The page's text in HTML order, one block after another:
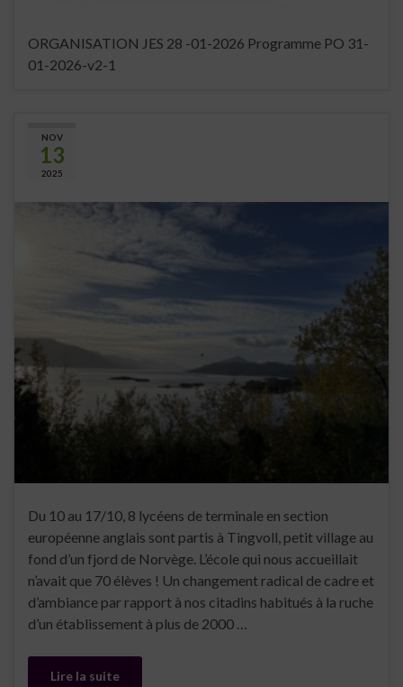
ORGANISATION JES 28 -01-2026 Programme PO 31-
01-2026-v2-1
NOV
13
2025
Du 10 au 17/10, 8 lycéens de terminale en section
européenne anglais sont partis à Tingvoll, petit village au
fond d’un fjord de Norvège. L’école qui nous accueillait
n’avait que 70 élèves ! Un changement radical de cadre et
d’ambiance par rapport à nos citadins habitués à la ruche
d’un établissement à plus de 2000 …
Lire la suite